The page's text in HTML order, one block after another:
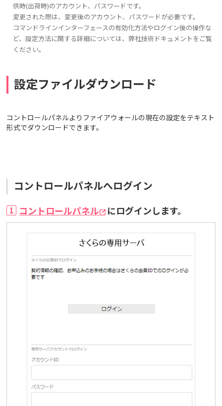
供時(出荷時)のアカウント、パスワードです。
変更された際は、変更後のアカウント、パスワードが必要です。
コマンドラインインターフェースの有効化方法やログイン後の操作な
ど、設定方法に関する詳細については、弊社技術ドキュメントをご覧
ください。
設定ファイルダウンロード
コントロールパネルよりファイアウォールの現在の設定をテキスト
形式でダウンロードできます。
コントロールパネルへログイン
1 コントロールパネル にログインします。